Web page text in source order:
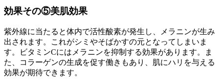
効果その⑤美肌効果
紫外線に当たると体内で活性酸素が発生し、メラニンが生み
出されます。これがシミやそばかすの元となってしまいま
す。ビタミンCにはメラニンを抑制する効果があります。ま
た、コラーゲンの生成を促す働きもあり、肌にハリを与える
効果が期待できます。